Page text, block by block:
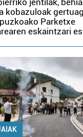
kobazuloak
Parketxe
eskaintzari